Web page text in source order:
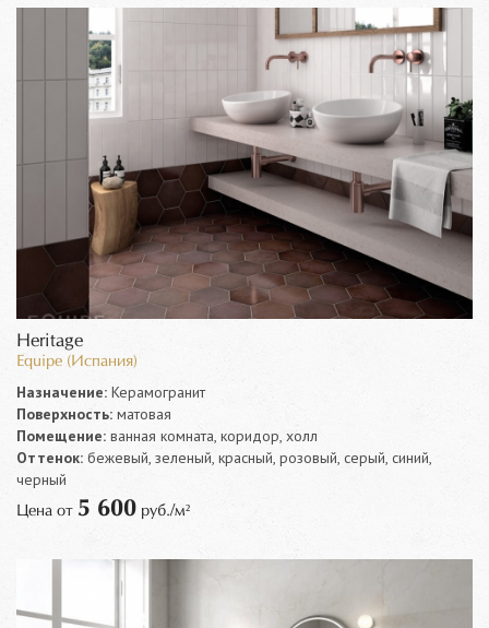
Heritage
Equipe (Испания)
Назначение: Керамогранит
Поверхность: матовая
Помещение: ванная комната, коридор, холл
Оттенок: бежевый, зеленый, красный, розовый, серый, синий,
черный
Цена от 5 600 руб./м²